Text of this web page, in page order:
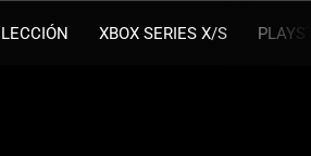
XBOX SERIES X/S